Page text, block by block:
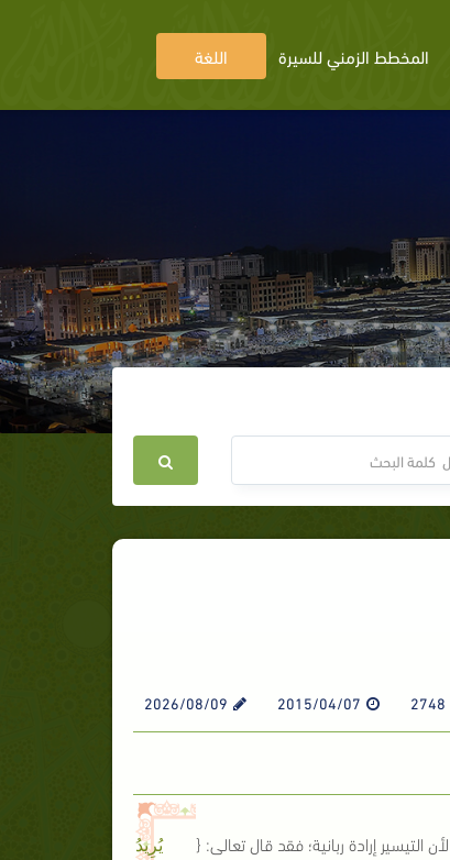
المخطط الزمني للسيرة اللغة
2748
2015/04/07
2026/08/09
إرادة ربانية؛ فقد قال تعالى: {
يُرِيدُ